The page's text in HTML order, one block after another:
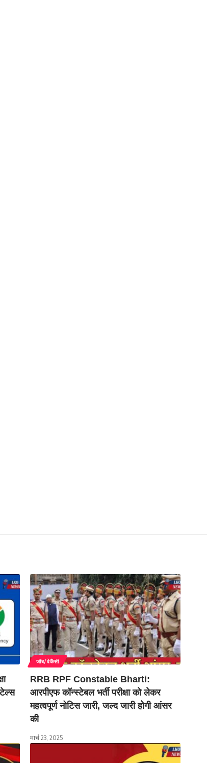
जॉब/वेकैंसी
RRB RPF Constable Bharti:
आरपीएफ कॉन्स्टेबल भर्ती परीक्षा को लेकर
महत्वपूर्ण नोटिस जारी, जल्द जारी होगी आंसर
की
मार्च 23, 2025